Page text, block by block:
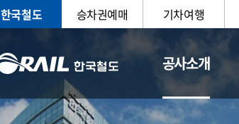
한국철도 승차권예매 기차여행
공사소개